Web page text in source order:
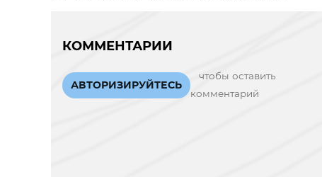
КОММЕНТАРИИ
АВТОРИЗИРУЙТЕСЬ
чтобы оставить
комментарий